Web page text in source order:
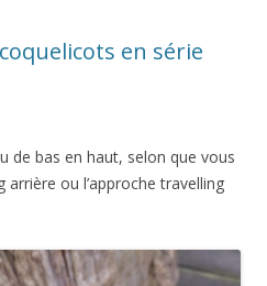
en série
de bas en haut, selon que vous
arrière ou l’approche travelling